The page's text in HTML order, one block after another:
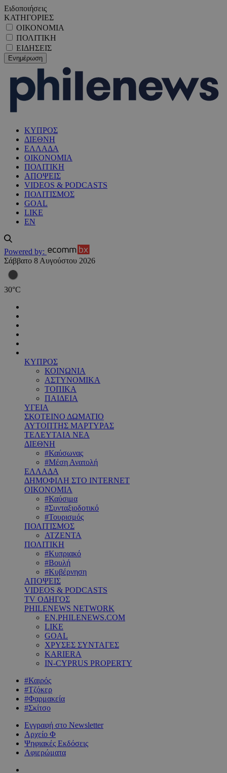
Ειδοποιήσεις
ΚΑΤΗΓΟΡΙΕΣ
ΟΙΚΟΝΟΜΙΑ
ΠΟΛΙΤΙΚΗ
ΕΙΔΗΣΕΙΣ
ΚΥΠΡΟΣ
ΔΙΕΘΝΗ
ΕΛΛΑΔΑ
ΟΙΚΟΝΟΜΙΑ
ΠΟΛΙΤΙΚΗ
ΑΠΟΨΕΙΣ
VIDEOS & PODCASTS
ΠΟΛΙΤΙΣΜΟΣ
GOAL
LIKE
EN
Powered by:
Σάββατο 8 Αυγούστου 2026
30°C
ΚΥΠΡΟΣ
ΚΟΙΝΩΝΙΑ
ΑΣΤΥΝΟΜΙΚΑ
ΤΟΠΙΚΑ
ΠΑΙΔΕΙΑ
ΥΓΕΙΑ
ΣΚΟΤΕΙΝΟ ΔΩΜΑΤΙΟ
ΑΥΤΟΠΤΗΣ ΜΑΡΤΥΡΑΣ
ΤΕΛΕΥΤΑΙΑ ΝΕΑ
ΔΙΕΘΝΗ
#Καύσωνας
#Μέση Ανατολή
ΕΛΛΑΔΑ
ΔΗΜΟΦΙΛΗ ΣΤΟ INTERNET
ΟΙΚΟΝΟΜΙΑ
#Καύσιμα
#Συνταξιοδοτικό
#Τουρισμός
ΠΟΛΙΤΙΣΜΟΣ
ΑΤΖΕΝΤΑ
ΠΟΛΙΤΙΚΗ
#Κυπριακό
#Βουλή
#Κυβέρνηση
ΑΠΟΨΕΙΣ
VIDEOS & PODCASTS
TV ΟΔΗΓΟΣ
PHILENEWS NETWORK
EN.PHILENEWS.COM
LIKE
GOAL
ΧΡΥΣΕΣ ΣΥΝΤΑΓΕΣ
KARIERA
IN-CYPRUS PROPERTY
#Καιρός
#Τζόκερ
#Φαρμακεία
#Σκίτσο
Εγγραφή στο Newsletter
Αρχείο Φ
Ψηφιακές Εκδόσεις
Αφιερώματα